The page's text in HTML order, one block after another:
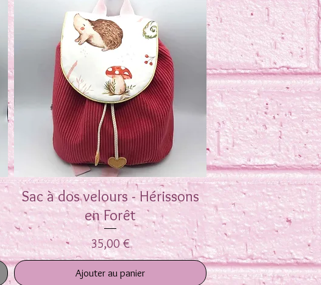
Aperçu rapide
Sac à dos velours - Hérissons
en Forêt
Prix
35,00 €
Ajouter au panier